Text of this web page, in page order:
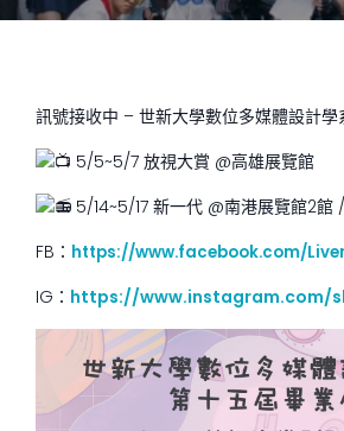
訊號接收中 – 世新大學數位多媒體設計
5/5~5/7 放視大賞 @高雄展覽館
5/14~5/17 新一代 @南港展覽館2館
FB： https://www.facebook.com/
IG： https://www.instagram.com/